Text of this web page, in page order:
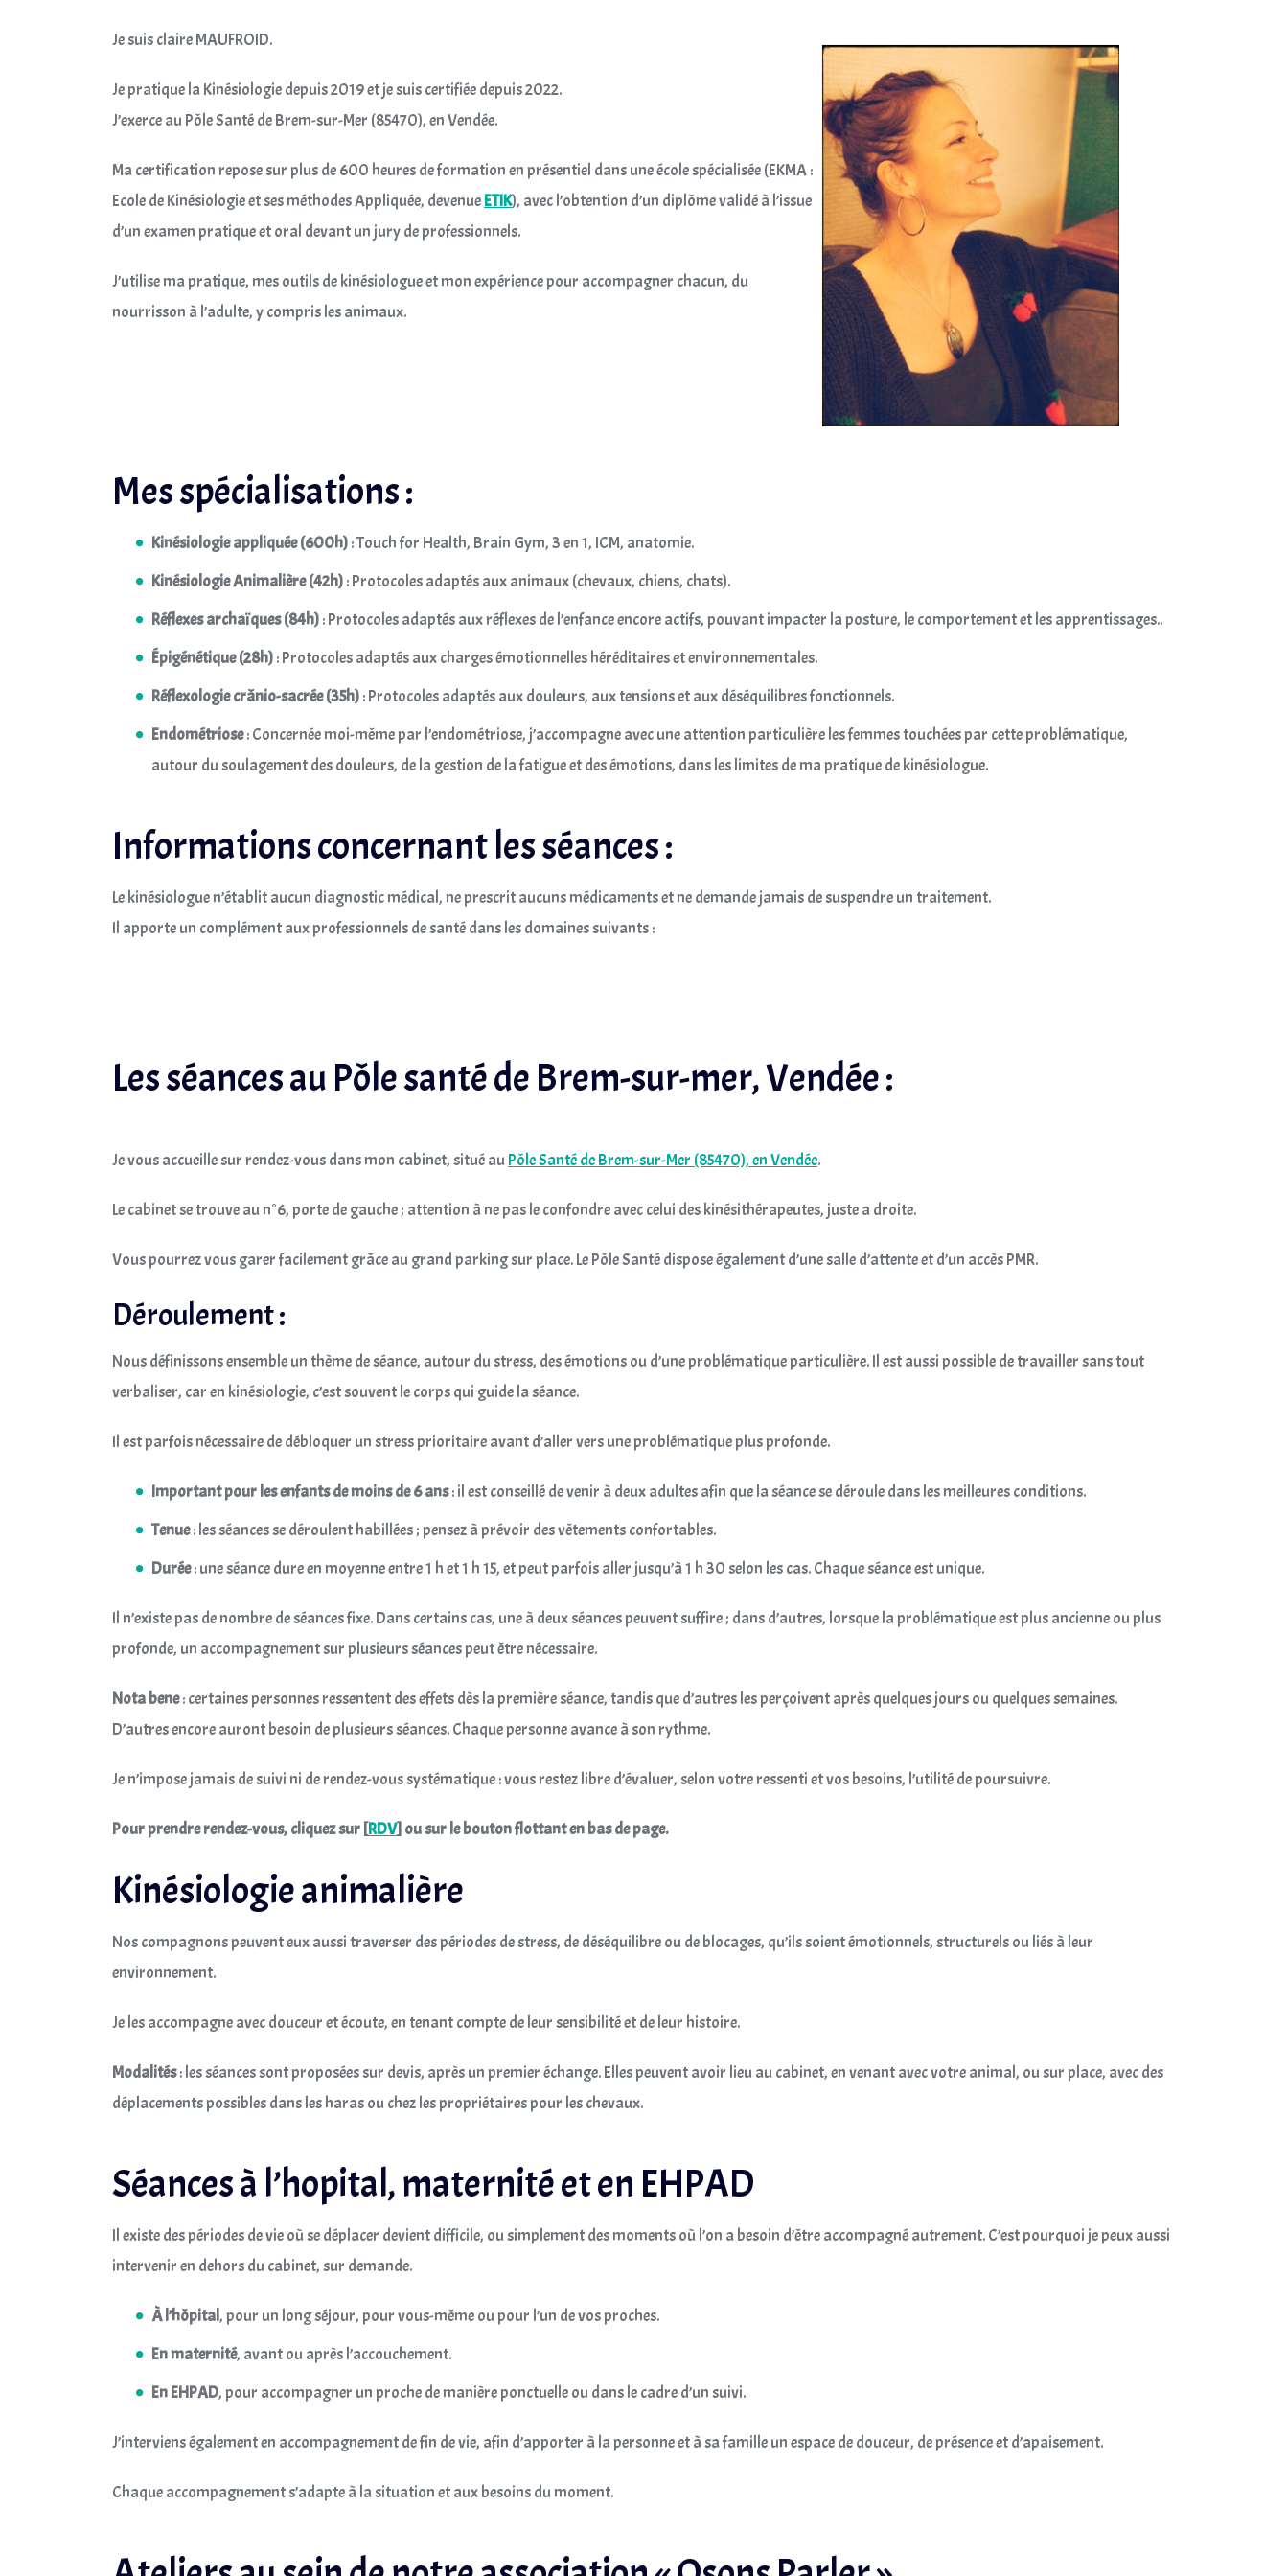
Je suis claire MAUFROID.
Je pratique la Kinésiologie depuis 2019 et je suis certifiée depuis 2022.
J’exerce au Pôle Santé de Brem-sur-Mer (85470), en Vendée.
Ma certification repose sur plus de 600 heures de formation en présentiel dans une école spécialisée (EKMA :
Ecole de Kinésiologie et ses méthodes Appliquée, devenueETIK), avec l’obtention d’un diplôme validé à l’issue
d’un examen pratique et oral devant un jury de professionnels.
J’utilise ma pratique, mes outils de kinésiologue et mon expérience pour accompagner chacun, du
nourrisson à l’adulte, y compris les animaux.
Mes spécialisations :
Kinésiologie appliquée (600h): Touch for Health, Brain Gym, 3 en 1, ICM, anatomie.
KinésiologieAnimalière (42h): Protocoles adaptés aux animaux (chevaux, chiens, chats).
Réflexes archaïques (84h): Protocoles adaptés aux réflexes de l’enfance encore actifs, pouvant impacter la posture, le comportement et les apprentissages..
Épigénétique (28h): Protocoles adaptés aux charges émotionnelles héréditaires et environnementales.
Réflexologie crânio-sacrée (35h): Protocoles adaptés aux douleurs, aux tensions et aux déséquilibres fonctionnels.
Endométriose: Concernée moi-même par l’endométriose, j’accompagne avec une attention particulière les femmes touchées par cette problématique,
autour du soulagement des douleurs, de la gestion de la fatigue et des émotions, dans les limites de ma pratique de kinésiologue.
Informations concernant les séances :
Le kinésiologue n’établit aucun diagnostic médical, ne prescrit aucuns médicaments et ne demande jamais de suspendre un traitement.
Il apporte un complément aux professionnels de santé dans les domaines suivants :
Les séances au Pôle santé de Brem-sur-mer, Vendée :
Je vous accueille sur rendez-vous dans mon cabinet, situé au Pôle Santé de Brem-sur-Mer (85470), en Vendée.
Le cabinet se trouve au n°6, porte de gauche ; attention à ne pas le confondre avec celui des kinésithérapeutes, juste a droite.
Vous pourrez vous garer facilement grâce au grand parking sur place. Le Pôle Santé dispose également d’une salle d’attente et d’un accès PMR.
Déroulement :
Nous définissons ensemble un thème de séance, autour du stress, des émotions ou d’une problématique particulière. Il est aussi possible de travailler sans tout
verbaliser, car en kinésiologie, c’est souvent le corps qui guide la séance.
Il est parfois nécessaire de débloquer un stress prioritaire avant d’aller vers une problématique plus profonde.
Important pour les enfants de moins de 6 ans: il est conseillé de venir à deux adultes afin que la séance se déroule dans les meilleures conditions.
Tenue: les séances se déroulent habillées ; pensez à prévoir des vêtements confortables.
Durée: une séance dure en moyenne entre 1 h et 1 h 15, et peut parfois aller jusqu’à 1 h 30 selon les cas. Chaque séance est unique.
Il n’existe pas de nombre de séances fixe. Dans certains cas, une à deux séances peuvent suffire ; dans d’autres, lorsque la problématique est plus ancienne ou plus
profonde, un accompagnement sur plusieurs séances peut être nécessaire.
Nota bene: certaines personnes ressentent des effets dès la première séance, tandis que d’autres les perçoivent après quelques jours ou quelques semaines.
D’autres encore auront besoin de plusieurs séances. Chaque personne avance à son rythme.
Je n’impose jamais de suivi ni de rendez-vous systématique : vous restez libre d’évaluer, selon votre ressenti et vos besoins, l’utilité de poursuivre.
Pour prendre rendez-vous, cliquez sur [RDV] ou sur le bouton flottant en bas de page.
Kinésiologie animalière
Nos compagnons peuvent eux aussi traverser des périodes de stress, de déséquilibre ou de blocages, qu’ils soient émotionnels, structurels ou liés à leur
environnement.
Je les accompagne avec douceur et écoute, en tenant compte de leur sensibilité et de leur histoire.
Modalités: les séances sont proposées sur devis, après un premier échange. Elles peuvent avoir lieu au cabinet, en venant avec votre animal, ou sur place, avec des
déplacements possibles dans les haras ou chez les propriétaires pour les chevaux.
Séances à l’hopital, maternité et en EHPAD
Il existe des périodes de vie où se déplacer devient difficile, ou simplement des moments où l’on a besoin d’être accompagné autrement. C’est pourquoi je peux aussi
intervenir en dehors du cabinet, sur demande.
À l’hôpital, pour un long séjour, pour vous-même ou pour l’un de vos proches.
En maternité, avant ou après l’accouchement.
En EHPAD, pour accompagner un proche de manière ponctuelle ou dans le cadre d’un suivi.
J’interviens également en accompagnement de fin de vie, afin d’apporter à la personne et à sa famille un espace de douceur, de présence et d’apaisement.
Chaque accompagnement s’adapte à la situation et aux besoins du moment.